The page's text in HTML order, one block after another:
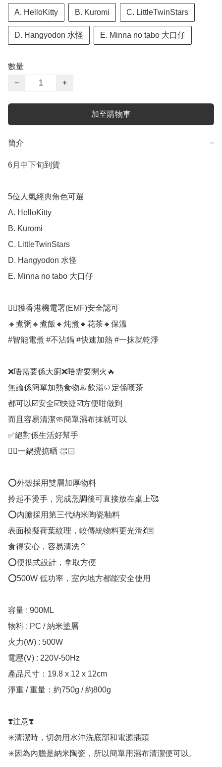
A. HelloKitty B. Kuromi C. LittleTwinStars
D. Hangyodon 水怪 E. Minna no tabo 大口仔
數量
−
+
加至購物車
簡介 −
6月中下旬到貨
5位人氣經典角色可選
A. HelloKitty
B. Kuromi
C. LittleTwinStars
D. Hangyodon 水怪
E. Minna no tabo 大口仔
👍🏻獲香港機電署(EMF)安全認可
🔸煮粥🔸煮飯🔸炖煮🔸花茶🔸保溫
#智能電煮 #不沾鍋 #快速加熱 #一抹就乾淨
❌唔需要係大廚❌唔需要開火🔥
無論係簡單加熱食物♨️ 飲湯🍲定係嘆茶
都可以☑️安全☑️快捷☑️方便咁做到
而且容易清潔🧼簡單濕布抹就可以
✅絕對係生活好幫手
👍🏻一鍋攪掂晒 👏🏻
⭕️外殼採用雙層加厚物料
拎起不燙手，完成烹調後可直接放在桌上🥰
⭕️內膽採用第三代納米陶瓷釉料
表面模擬荷葉紋理，較傳統物料更光滑💃🏻
食得安心，容易清洗🚿
⭕️便擕式設計，拿取方便
⭕️500W 低功率，室內地方都能安全使用
容量 : 900ML
物料 : PC / 納米塗層
火力(W) : 500W
電壓(V) : 220V-50Hz
產品尺寸：19.8 x 12 x 12cm
淨重 / 重量：約750g / 約800g
❣️注意❣️
✳️清潔時，切勿用水沖洗底部和電源插頭
✳️因為內膽是納米陶瓷，所以簡單用濕布清潔便可以。